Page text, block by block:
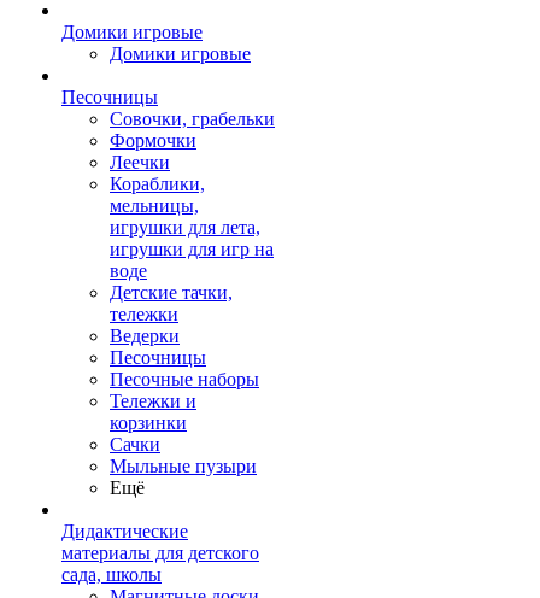
Домики игровые
Домики игровые
Песочницы
Совочки, грабельки
Формочки
Леечки
Кораблики,
мельницы,
игрушки для лета,
игрушки для игр на
воде
Детские тачки,
тележки
Ведерки
Песочницы
Песочные наборы
Тележки и
корзинки
Сачки
Мыльные пузыри
Ещё
Дидактические
материалы для детского
сада, школы